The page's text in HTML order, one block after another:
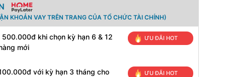
KHOẢN VAY TRÊN TRANG CỦA TỔ CHỨC TÀI CHÍNH)
500.000đ khi chọn kỳ hạn 6 & 12
mới
ƯU ĐÃI HOT
với kỳ hạn 3 tháng cho
ƯU ĐÃI HOT